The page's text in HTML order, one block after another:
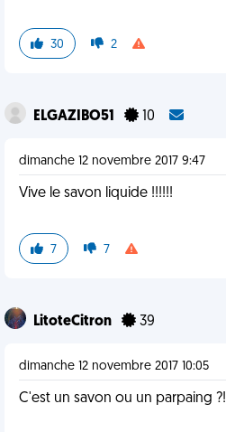
30 2
ELGAZIBO51 10
dimanche 12 novembre 2017 9:47
Vive le savon liquide !!!!!!
7 7
LitoteCitron 39
dimanche 12 novembre 2017 10:05
C'est un savon ou un parpaing ?!